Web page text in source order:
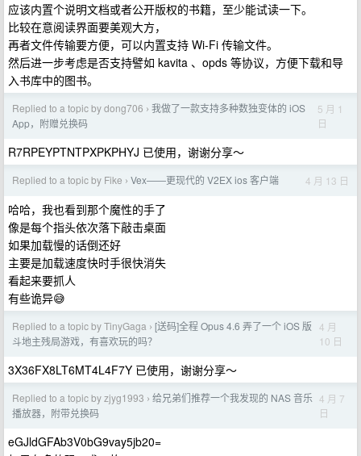
应该内置个说明文档或者公开版权的书籍，至少能试读一下。
比较在意阅读界面要美观大方，
再者文件传输要方便，可以内置支持 Wi-Fi 传输文件。
然后进一步考虑是否支持譬如 kavita 、opds 等协议，方便下载和导
入书库中的图书。
Replied to a topic by dong706 › 我做了一款支持多种数独变体的 iOS
App，附赠兑换码
5 月 1
日
R7RPEYPTNTPXPKPHYJ 已使用，谢谢分享～
Replied to a topic by Fike › Vex——更现代的 V2EX ios 客户端 4 月 13 日
哈哈，我也看到那个魔性的手了
像是每个指头依次落下敲击桌面
如果加载慢的话倒还好
主要是加载速度快时手很快消失
看起来要抓人
有些诡异😅
Replied to a topic by TinyGaga › [送码]全程 Opus 4.6 弄了一个 iOS 版
斗地主残局游戏，有喜欢玩的吗？
4 月
10 日
3X36FX8LT6MT4L4F7Y 已使用，谢谢分享～
Replied to a topic by zjyg1993 › 给兄弟们推荐一个我发现的 NAS 音乐
播放器，附带兑换码
4 月 7
日
eGJldGFAb3V0bG9vay5jb20=